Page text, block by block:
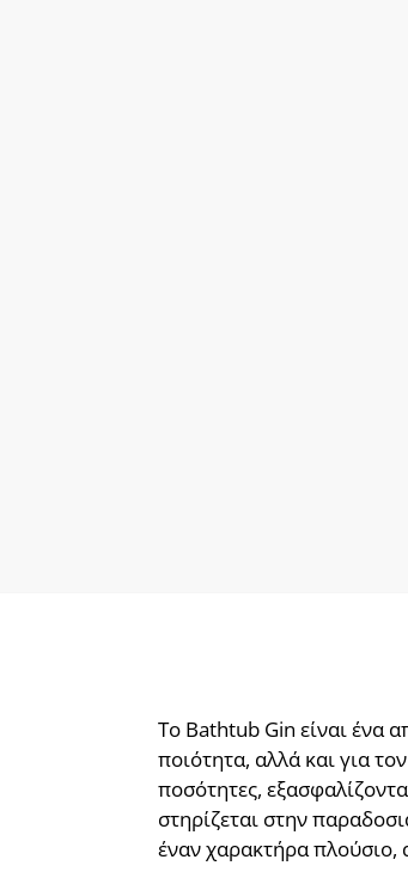
Το Bathtub Gin είναι ένα
ποιότητα, αλλά και για
ποσότητες,
στηρίζεται στην
έναν χαρακτήρα